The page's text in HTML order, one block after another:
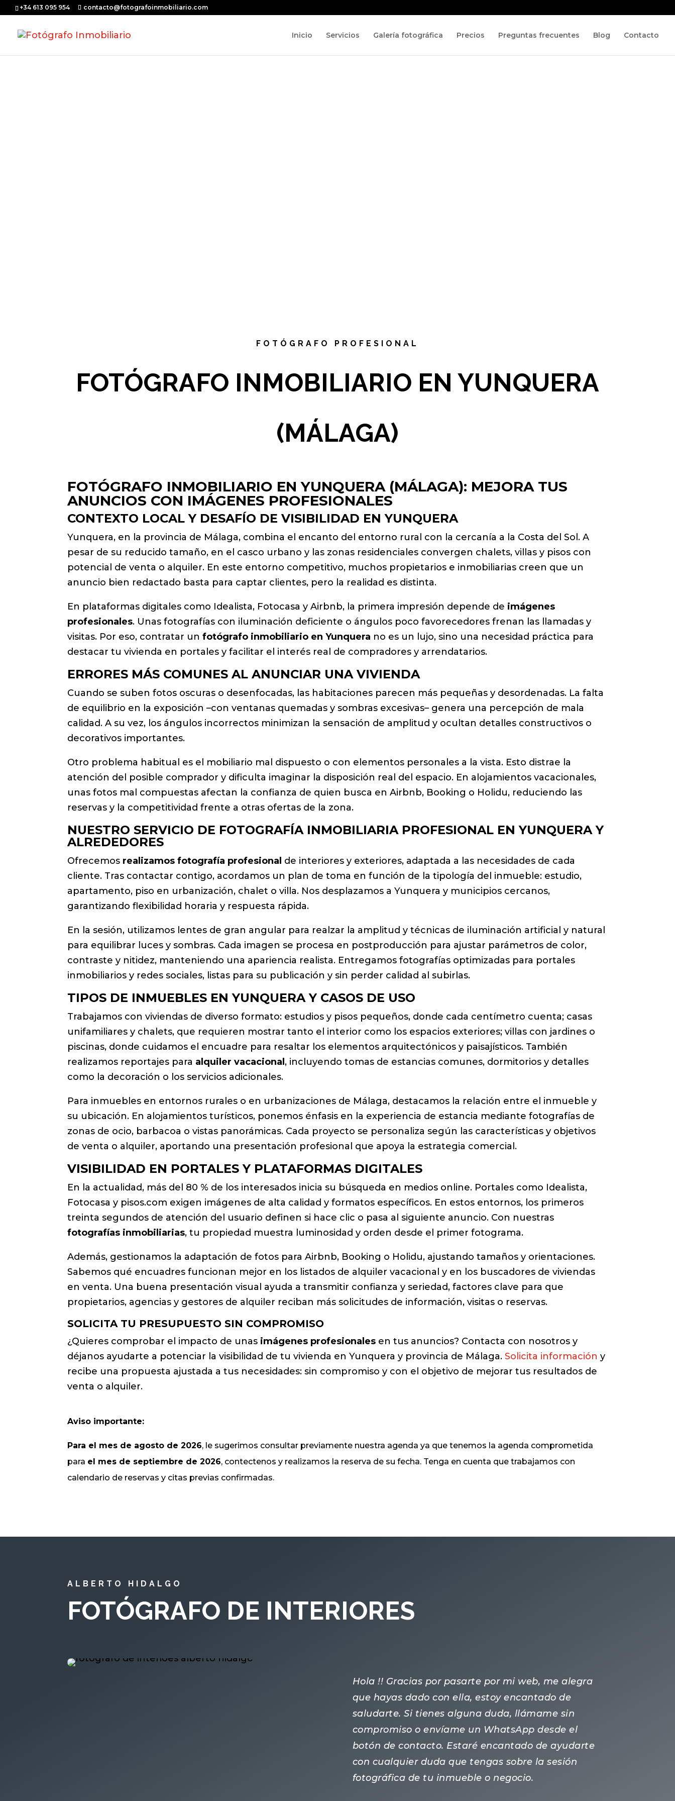
+34 613 095 954 contacto@fotografoinmobiliario.com
Inicio Servicios Galería fotográfica Precios Preguntas frecuentes Blog Contacto
FOTÓGRAFO PROFESIONAL
FOTÓGRAFO INMOBILIARIO EN YUNQUERA
(MÁLAGA)
FOTÓGRAFO INMOBILIARIO EN YUNQUERA (MÁLAGA): MEJORA TUS
ANUNCIOS CON IMÁGENES PROFESIONALES
CONTEXTO LOCAL Y DESAFÍO DE VISIBILIDAD EN YUNQUERA
Yunquera, en la provincia de Málaga, combina el encanto del entorno rural con la cercanía a la Costa del Sol. A
pesar de su reducido tamaño, en el casco urbano y las zonas residenciales convergen chalets, villas y pisos con
potencial de venta o alquiler. En este entorno competitivo, muchos propietarios e inmobiliarias creen que un
anuncio bien redactado basta para captar clientes, pero la realidad es distinta.
En plataformas digitales como Idealista, Fotocasa y Airbnb, la primera impresión depende de imágenes
profesionales. Unas fotografías con iluminación deficiente o ángulos poco favorecedores frenan las llamadas y
visitas. Por eso, contratar unfotógrafo inmobiliario en Yunquera no es un lujo, sino una necesidad práctica para
destacar tu vivienda en portales y facilitar el interés real de compradores y arrendatarios.
ERRORES MÁS COMUNES AL ANUNCIAR UNA VIVIENDA
Cuando se suben fotos oscuras o desenfocadas, las habitaciones parecen más pequeñas y desordenadas. La falta
de equilibrio en la exposición –con ventanas quemadas y sombras excesivas– genera una percepción de mala
calidad. A su vez, los ángulos incorrectos minimizan la sensación de amplitud y ocultan detalles constructivos o
decorativos importantes.
Otro problema habitual es el mobiliario mal dispuesto o con elementos personales a la vista. Esto distrae la
atención del posible comprador y dificulta imaginar la disposición real del espacio. En alojamientos vacacionales,
unas fotos mal compuestas afectan la confianza de quien busca en Airbnb, Booking o Holidu, reduciendo las
reservas y la competitividad frente a otras ofertas de la zona.
NUESTRO SERVICIO DE FOTOGRAFÍA INMOBILIARIA PROFESIONAL EN YUNQUERA Y
ALREDEDORES
Ofrecemos realizamos fotografía profesional de interiores y exteriores, adaptada a las necesidades de cada
cliente. Tras contactar contigo, acordamos un plan de toma en función de la tipología del inmueble: estudio,
apartamento, piso en urbanización, chalet o villa. Nos desplazamos a Yunquera y municipios cercanos,
garantizando flexibilidad horaria y respuesta rápida.
En la sesión, utilizamos lentes de gran angular para realzar la amplitud y técnicas de iluminación artificial y natural
para equilibrar luces y sombras. Cada imagen se procesa en postproducción para ajustar parámetros de color,
contraste y nitidez, manteniendo una apariencia realista. Entregamos fotografías optimizadas para portales
inmobiliarios y redes sociales, listas para su publicación y sin perder calidad al subirlas.
TIPOS DE INMUEBLES EN YUNQUERA Y CASOS DE USO
Trabajamos con viviendas de diverso formato: estudios y pisos pequeños, donde cada centímetro cuenta; casas
unifamiliares y chalets, que requieren mostrar tanto el interior como los espacios exteriores; villas con jardines o
piscinas, donde cuidamos el encuadre para resaltar los elementos arquitectónicos y paisajísticos. También
realizamos reportajes para alquiler vacacional, incluyendo tomas de estancias comunes, dormitorios y detalles
como la decoración o los servicios adicionales.
Para inmuebles en entornos rurales o en urbanizaciones de Málaga, destacamos la relación entre el inmueble y
su ubicación. En alojamientos turísticos, ponemos énfasis en la experiencia de estancia mediante fotografías de
zonas de ocio, barbacoa o vistas panorámicas. Cada proyecto se personaliza según las características y objetivos
de venta o alquiler, aportando una presentación profesional que apoya la estrategia comercial.
VISIBILIDAD EN PORTALES Y PLATAFORMAS DIGITALES
En la actualidad, más del 80 % de los interesados inicia su búsqueda en medios online. Portales como Idealista,
Fotocasa y pisos.com exigen imágenes de alta calidad y formatos específicos. En estos entornos, los primeros
treinta segundos de atención del usuario definen si hace clic o pasa al siguiente anuncio. Con nuestras
fotografías inmobiliarias, tu propiedad muestra luminosidad y orden desde el primer fotograma.
Además, gestionamos la adaptación de fotos para Airbnb, Booking o Holidu, ajustando tamaños y orientaciones.
Sabemos qué encuadres funcionan mejor en los listados de alquiler vacacional y en los buscadores de viviendas
en venta. Una buena presentación visual ayuda a transmitir confianza y seriedad, factores clave para que
propietarios, agencias y gestores de alquiler reciban más solicitudes de información, visitas o reservas.
SOLICITA TU PRESUPUESTO SIN COMPROMISO
¿Quieres comprobar el impacto de unas imágenes profesionales en tus anuncios? Contacta con nosotros y
déjanos ayudarte a potenciar la visibilidad de tu vivienda en Yunquera y provincia de Málaga.Solicita información y
recibe una propuesta ajustada a tus necesidades: sin compromiso y con el objetivo de mejorar tus resultados de
venta o alquiler.
Aviso importante:
Para el mes de agosto de 2026, le sugerimos consultar previamente nuestra agenda ya que tenemos la agenda comprometida
para el mes de septiembre de 2026, contectenos y realizamos la reserva de su fecha. Tenga en cuenta que trabajamos con
calendario de reservas y citas previas confirmadas.
ALBERTO HIDALGO
FOTÓGRAFO DE INTERIORES
Hola !! Gracias por pasarte por mi web, me alegra
que hayas dado con ella, estoy encantado de
saludarte. Si tienes alguna duda, llámame sin
compromiso o envíame un WhatsApp desde el
botón de contacto. Estaré encantado de ayudarte
con cualquier duda que tengas sobre la sesión
fotográfica de tu inmueble o negocio.